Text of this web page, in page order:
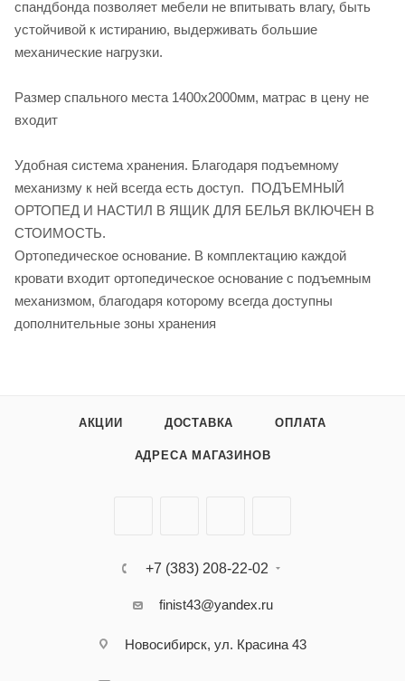
спандбонда позволяет мебели не впитывать влагу, быть
устойчивой к истиранию, выдерживать большие
механические нагрузки.
Размер спального места 1400х2000мм, матрас в цену не
входит
Удобная система хранения. Благодаря подъемному
механизму к ней всегда есть доступ. ПОДЪЕМНЫЙ
ОРТОПЕД И НАСТИЛ В ЯЩИК ДЛЯ БЕЛЬЯ ВКЛЮЧЕН В
СТОИМОСТЬ.
Ортопедическое основание. В комплектацию каждой
кровати входит ортопедическое основание с подъемным
механизмом, благодаря которому всегда доступны
дополнительные зоны хранения
АКЦИИ ДОСТАВКА ОПЛАТА
АДРЕСА МАГАЗИНОВ
+7 (383) 208-22-02
finist43@yandex.ru
Новосибирск, ул. Красина 43